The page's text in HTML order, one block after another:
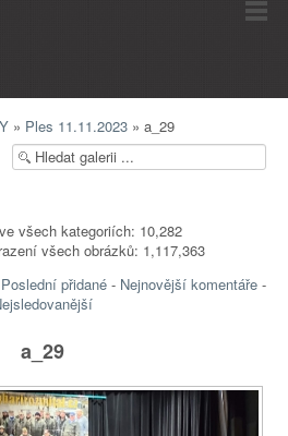
» Ples 11.11.2023 » a_29
všech kategoriích: 10,282
všech obrázků: 1,117,363
Poslední přidané- Nejnovější komentáře-
a_29